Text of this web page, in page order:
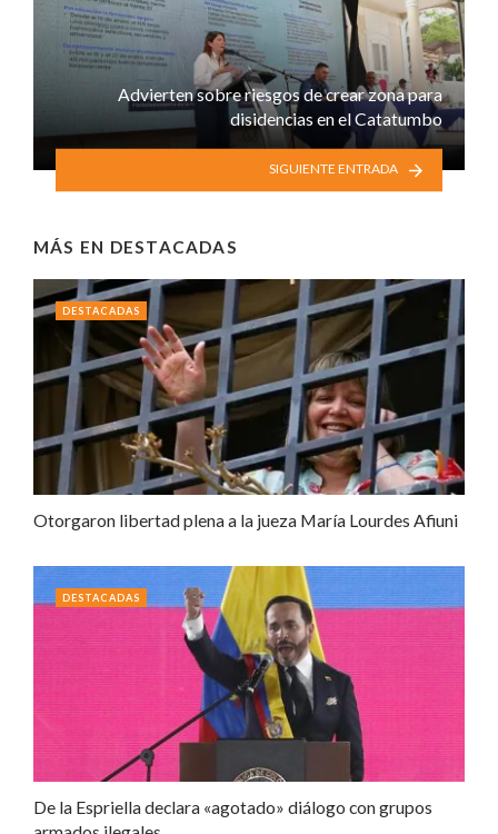
Advierten sobre riesgos de crear zona para
disidencias en el Catatumbo
SIGUIENTE ENTRADA
MÁS EN DESTACADAS
Otorgaron libertad plena a la jueza María Lourdes Afiuni
DESTACADAS
De la Espriella declara «agotado» diálogo con grupos
DESTACADAS